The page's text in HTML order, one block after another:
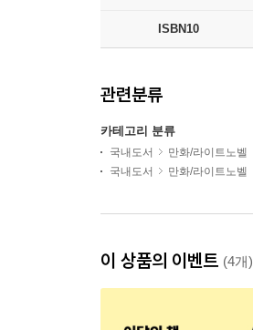
ISBN10
관련분류
카테고리 분류
국내도서 만화/라이트노벨
국내도서
만화/라이트노벨
이 상품의 이벤트 (4개)